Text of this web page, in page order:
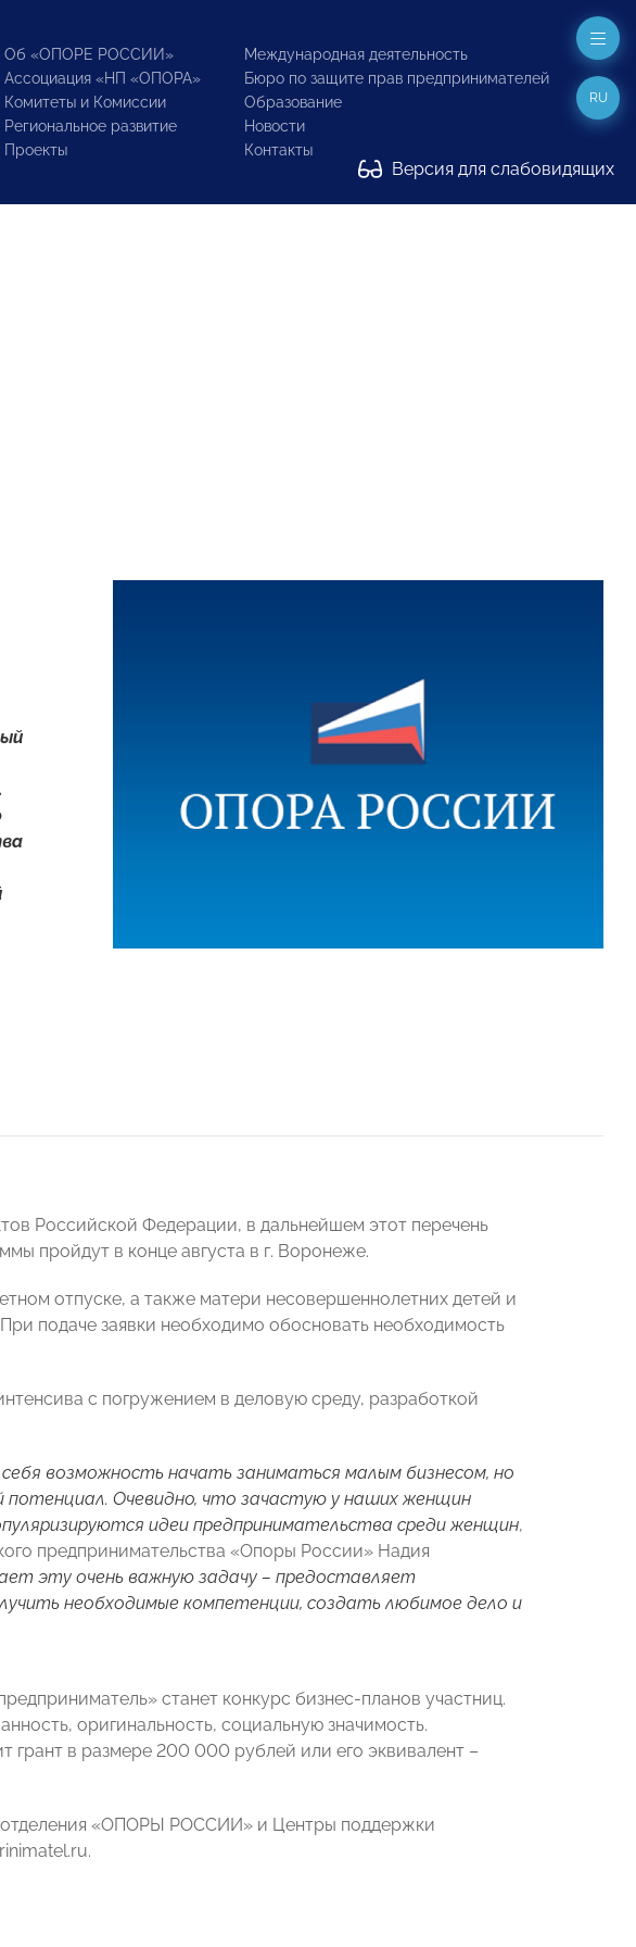
Об «ОПОРЕ РОССИИ»
Ассоциация «НП «ОПОРА»
Комитеты и Комиссии
Региональное развитие
Проекты
Международная деятельность
Бюро по защите прав предпринимателей
Образование
Новости
Контакты
Версия для слабовидящих
RU
Российской Федерации, в дальнейшем этот перечень
пройдут в конце августа в г. Воронеже.
отпуске, а также матери несовершеннолетних детей и
подаче заявки необходимо обосновать необходимость
с погружением в деловую среду, разработкой
возможность начать заниматься малым бизнесом, но
потенциал. Очевидно, что зачастую у наших женщин
идеи предпринимательства среди женщин,
предпринимательства «Опоры России» Надия
эту очень важную задачу – предоставляет
необходимые компетенции, создать любимое дело и
станет конкурс бизнес-планов участниц.
оригинальность, социальную значимость.
грант в размере 200 000 рублей или его эквивалент –
отделения «ОПОРЫ РОССИИ» и Центры поддержки